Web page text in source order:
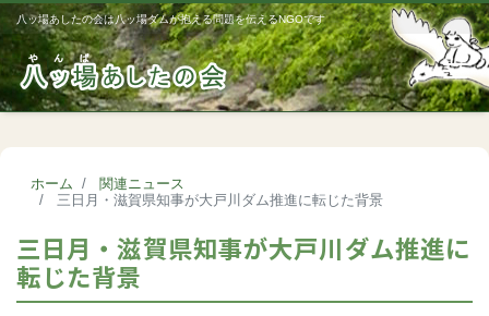
八ッ場あしたの会は八ッ場ダムが抱える問題を伝えるNGOです
ホーム
関連ニュース
三日月・滋賀県知事が大戸川ダム推進に転じた背景
三日月・滋賀県知事が大戸川ダム推進に
転じた背景